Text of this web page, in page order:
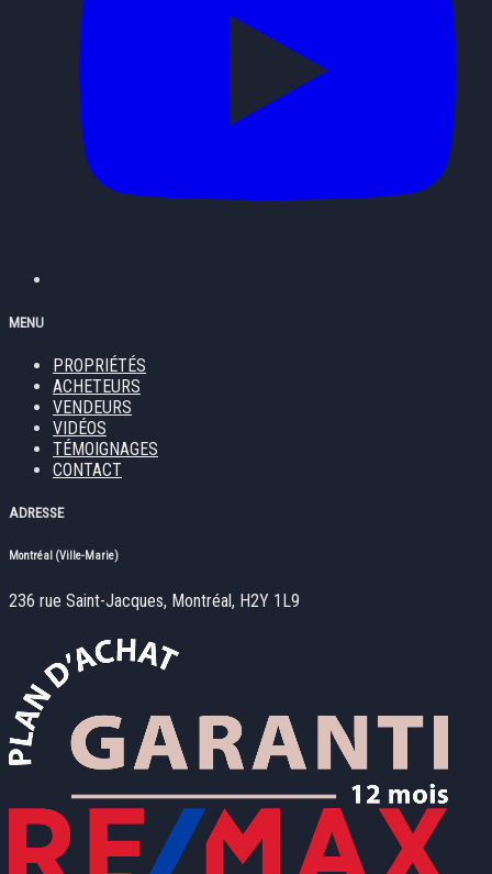
MENU
PROPRIÉTÉS
ACHETEURS
VENDEURS
VIDÉOS
TÉMOIGNAGES
CONTACT
ADRESSE
Montréal (Ville-Marie)
236 rue Saint-Jacques, Montréal, H2Y 1L9